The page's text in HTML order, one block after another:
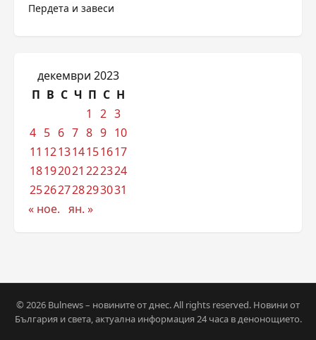
Пердета и завеси
декември 2023
П В С Ч П С Н
1
2 3
4 5 6 7 8 9 10
11 121314151617
18192021 222324
25262728293031
« ное. ян. »
© 2026 Bulnews – новините от днес. All rights reserved. Новини от
България и света, актуална информация 24 часа в денонощието.